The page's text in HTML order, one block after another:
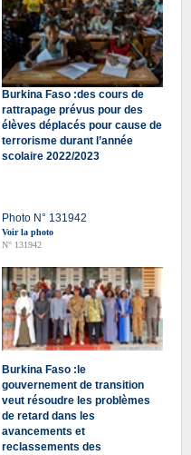
Burkina Faso :des cours de
rattrapage prévus pour des
élèves déplacés pour cause de
terrorisme durant l’année
scolaire 2022/2023
Photo N° 131942
Voir la photo
N° 131942
Burkina Faso :le
gouvernement de transition
veut résoudre les problèmes
de retard dans les
avancements et
reclassements des